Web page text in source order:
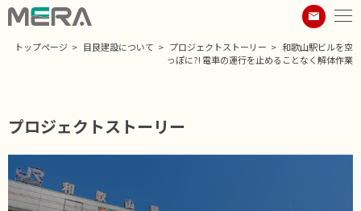
トップページ 目良建設について プロジェクトストーリー
和歌山駅ビルを空
っぽに?! 電車の運行を止めることなく解体作業
プロジェクトストーリー